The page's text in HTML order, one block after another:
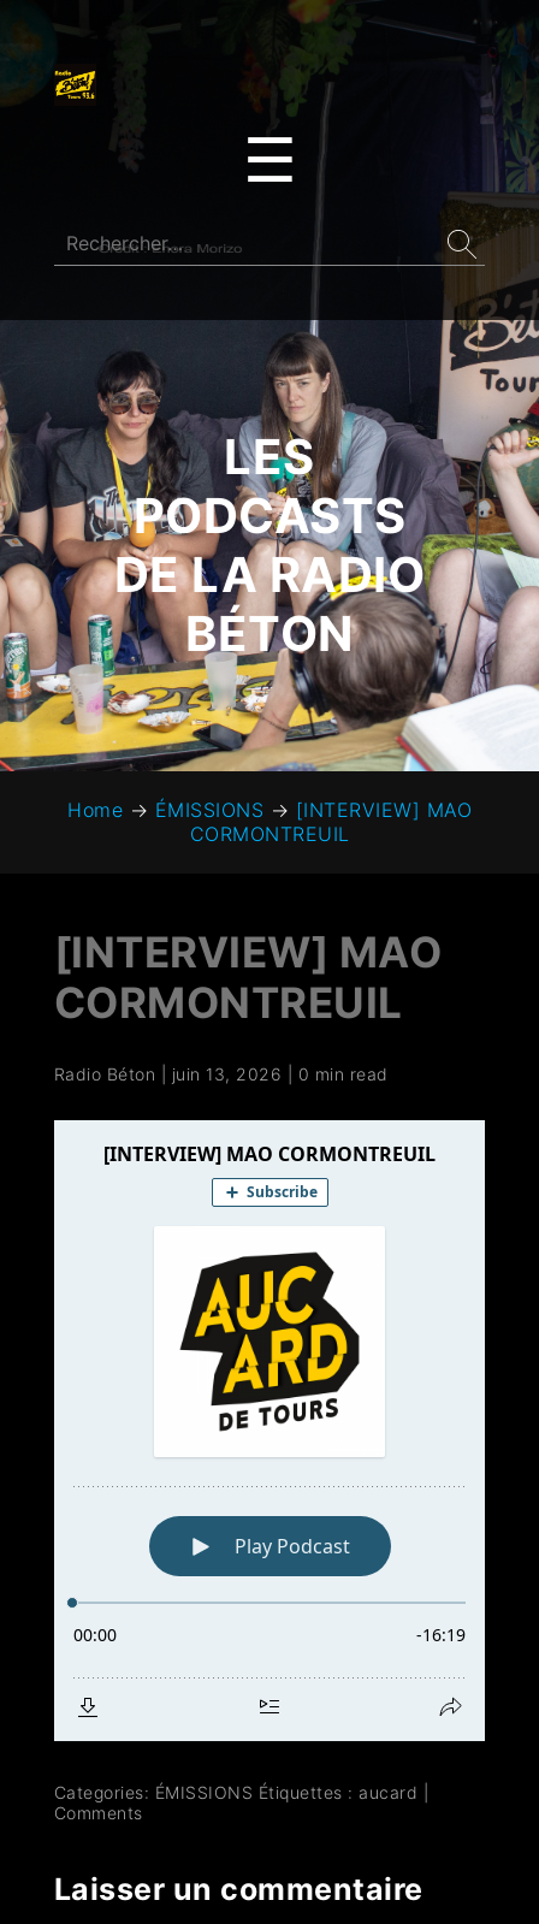
☰
LES
PODCASTS
DE LA RADIO
BÉTON
Home → ÉMISSIONS → [INTERVIEW] MAO
CORMONTREUIL
[INTERVIEW] MAO
CORMONTREUIL
Radio Béton juin 13, 2026 0 min read
Categories: ÉMISSIONS Étiquettes : aucard
Comments
Laisser un commentaire